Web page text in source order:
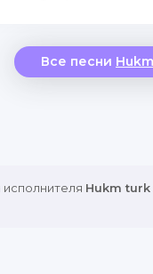
Все песни
Hukm